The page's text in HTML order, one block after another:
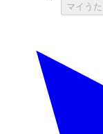
マイうた